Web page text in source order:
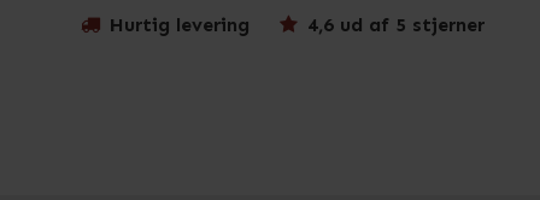
Hurtig levering 4,6 ud af 5 stjerner